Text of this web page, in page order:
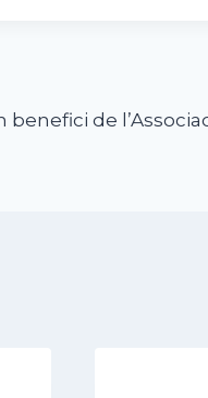
benefici de